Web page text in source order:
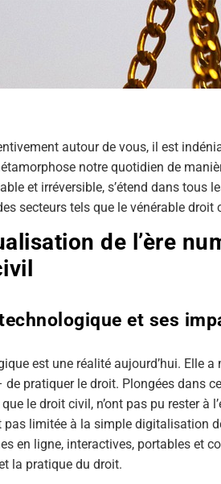
autour de vous, il est
notre quotidien de
et irréversible, s’étend dans tous
secteurs tels que le vénérable droit
de l’ère
et ses
est une réalité aujourd’hui. Elle
de pratiquer le droit. Plongées dans
le droit civil, n’ont pas pu rester à
pas limitée à la simple digitalisation
en ligne, interactives, portables et
la pratique du droit.